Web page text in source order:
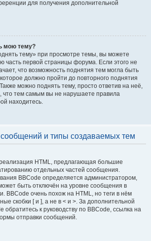
для получения дополнительной
мою тему?
тему» при просмотре темы, вы можете
часть первой страницы форума. Если этого не
что возможность поднятия тем могла быть
должно пройти до повторного поднятия
можно поднять тему, просто ответив на неё,
что тем самым вы не нарушаете правила
находитесь.
и типы создаваемых тем
HTML, предлагающая большие
отдельных частей сообщения.
BBCode определяется администратором,
быть отключён на уровне сообщения в
BBCode очень похож на HTML, но теги в нём
скобки [ и ], а не в < и >. За дополнительной
к руководству по BBCode, ссылка на
отправки сообщений.